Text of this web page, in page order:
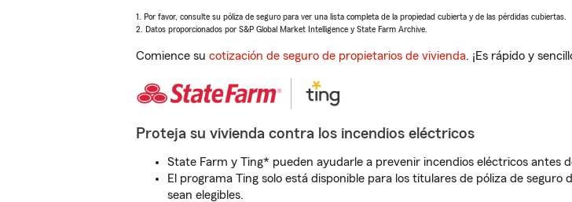
1. Por favor, consulte su póliza de seguro para ver una lista completa de la propiedad cubierta y de las pérdidas cubiertas.
2. Datos proporcionados por S&P Global Market Intelligence y State Farm Archive.
Comience su cotización de seguro de propietarios de vivienda. ¡Es rápido y
Proteja su vivienda contra los incendios eléctricos
State Farm y Ting* pueden ayudarle a prevenir incendios eléctricos antes
El programa Ting solo está disponible para los titulares de póliza de
sean elegibles.